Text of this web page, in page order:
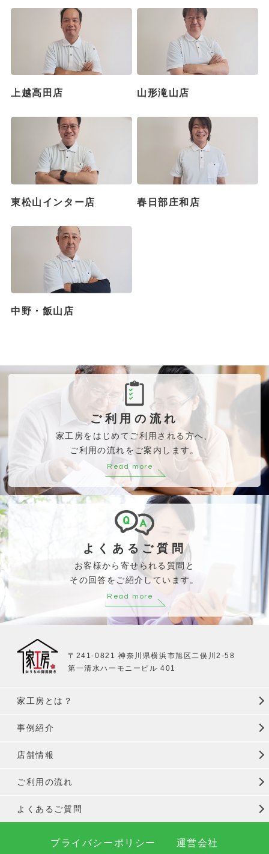
上越高田店 山形滝山店
東松山インター店 春日部庄和店
中野・飯山店
ご利用の流れ
家工房をはじめてご利用される方へ、
ご利用の流れをご案内します。
Read more
よくあるご質問
お客様から寄せられる質問と
その回答をご紹介しています。
Read more
〒241-0821 神奈川県横浜市旭区二俣川2-58
第一清水ハーモニービル 401
家工房とは？
事例紹介
店舗情報
ご利用の流れ
よくあるご質問
プライバシーポリシー 運営会社